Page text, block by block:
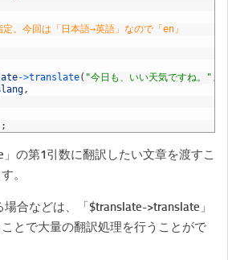
。今回は「日本語→英語」なので「en」
->translate( "今日も、いい天気ですね。" ,
,
;
」の第1引数に翻訳したい文章を渡すこ
。
合などは、「$translate->translate」
とで大量の翻訳処理を行うことがで